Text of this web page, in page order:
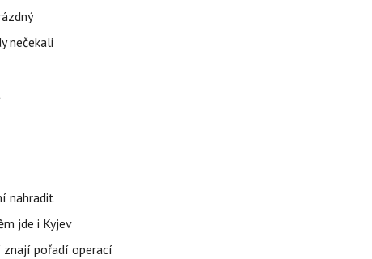
nečekali
nahradit
jde i Kyjev
pořadí operací